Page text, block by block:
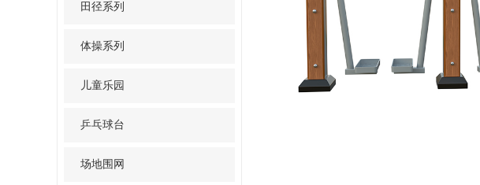
田径系列
体操系列
儿童乐园
乒乓球台
场地围网